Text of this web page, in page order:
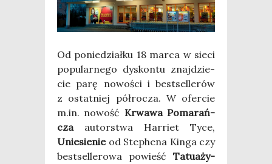
Od ponie­dział­ku 18 mar­ca w sie­ci
popu­lar­ne­go dys­kon­tu znaj­dzie­
cie parę nowo­ści i best­sel­le­rów
z ostat­niej pół­ro­cza. W ofer­cie
m.in. nowość Krwa­wa Poma­rań­
czaautor­stwa Har­riet Tyce,
Unie­sie­nieod Ste­phe­na Kin­ga czy
best­sel­le­ro­wa powieść Tatu­aży­